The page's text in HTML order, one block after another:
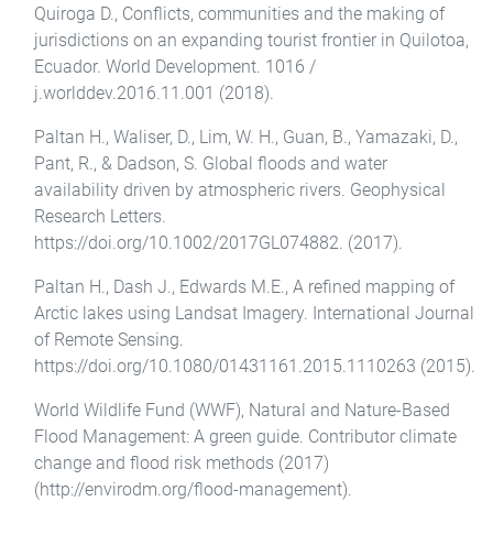
Quiroga D., Conflicts, communities and the making of
jurisdictions on an expanding tourist frontier in Quilotoa,
Ecuador. World Development. 1016 /
j.worlddev.2016.11.001 (2018).
Paltan H., Waliser, D., Lim, W. H., Guan, B., Yamazaki, D.,
Pant, R., & Dadson, S. Global floods and water
availability driven by atmospheric rivers. Geophysical
Research Letters.
https://doi.org/10.1002/2017GL074882. (2017).
Paltan H., Dash J., Edwards M.E., A refined mapping of
Arctic lakes using Landsat Imagery. International Journal
of Remote Sensing.
https://doi.org/10.1080/01431161.2015.1110263 (2015).
World Wildlife Fund (WWF), Natural and Nature-Based
Flood Management: A green guide. Contributor climate
change and flood risk methods (2017)
(http://envirodm.org/flood-management).